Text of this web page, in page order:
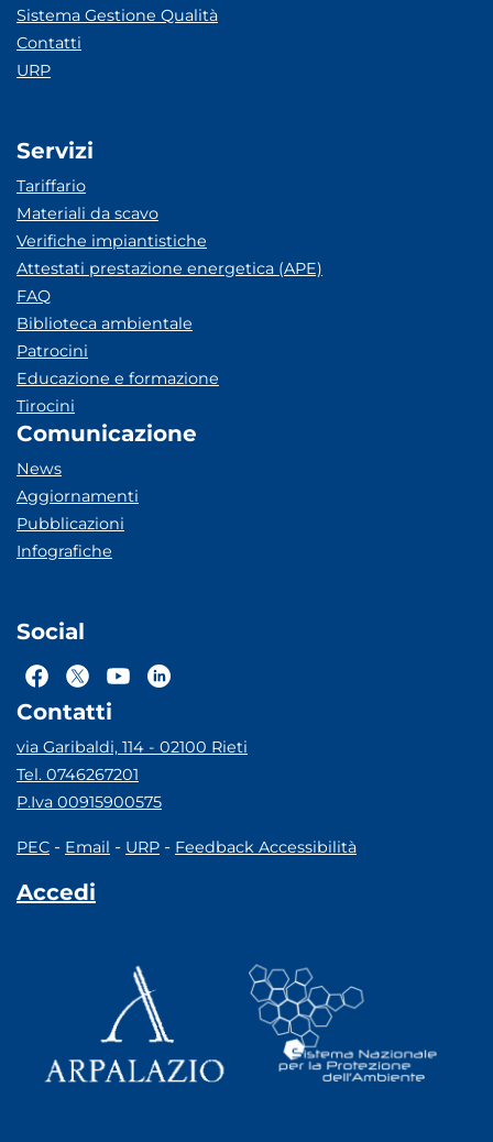
Sistema Gestione Qualità
Contatti
URP
Servizi
Tariffario
Materiali da scavo
Verifiche impiantistiche
Attestati prestazione energetica (APE)
FAQ
Biblioteca ambientale
Patrocini
Educazione e formazione
Tirocini
Comunicazione
News
Aggiornamenti
Pubblicazioni
Infografiche
Social
Contatti
via Garibaldi, 114 - 02100 Rieti
Tel. 0746267201
P.Iva 00915900575
PEC - Email - URP - Feedback Accessibilità
Accedi